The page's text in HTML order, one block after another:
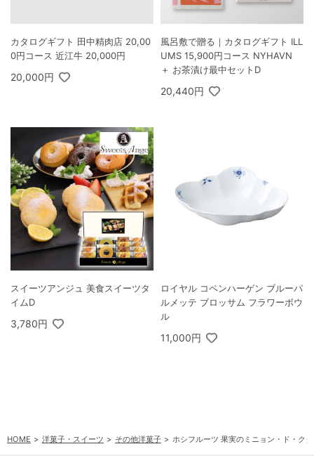
カタログギフト 田中精肉店 20,00
0円コース 近江牛 20,000円
20,000円
風呂敷で贈る｜カタログギフト ILL
UMS 15,900円コース NYHAVN
＋ お茶漬け最中セットD
20,440円
スイーツアンジュ 美食スイーツタ
イムD
3,780円
ロイヤル コペンハーゲン ブルーパ
ルメッテ ブロッサム フラワーボウ
ル
11,000円
HOME 洋菓子・スイーツ その他洋菓子 ホシフルーツ 果実のミニョン・ド・ク